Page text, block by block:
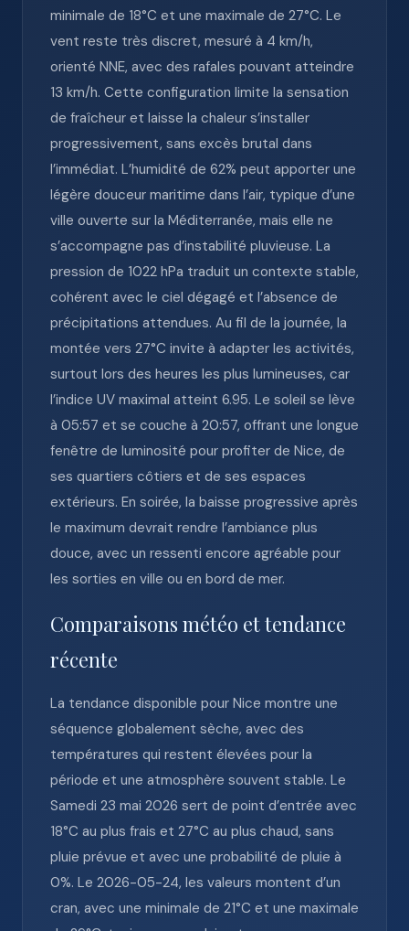
minimale de 18°C et une maximale de 27°C. Le
vent reste très discret, mesuré à 4 km/h,
orienté NNE, avec des rafales pouvant atteindre
13 km/h. Cette configuration limite la sensation
de fraîcheur et laisse la chaleur s’installer
progressivement, sans excès brutal dans
l’immédiat. L’humidité de 62% peut apporter une
légère douceur maritime dans l’air, typique d’une
ville ouverte sur la Méditerranée, mais elle ne
s’accompagne pas d’instabilité pluvieuse. La
pression de 1022 hPa traduit un contexte stable,
cohérent avec le ciel dégagé et l’absence de
précipitations attendues. Au fil de la journée, la
montée vers 27°C invite à adapter les activités,
surtout lors des heures les plus lumineuses, car
l’indice UV maximal atteint 6.95. Le soleil se lève
à 05:57 et se couche à 20:57, offrant une longue
fenêtre de luminosité pour profiter de Nice, de
ses quartiers côtiers et de ses espaces
extérieurs. En soirée, la baisse progressive après
le maximum devrait rendre l’ambiance plus
douce, avec un ressenti encore agréable pour
les sorties en ville ou en bord de mer.
Comparaisons météo et tendance
récente
La tendance disponible pour Nice montre une
séquence globalement sèche, avec des
températures qui restent élevées pour la
période et une atmosphère souvent stable. Le
Samedi 23 mai 2026 sert de point d’entrée avec
18°C au plus frais et 27°C au plus chaud, sans
pluie prévue et avec une probabilité de pluie à
0%. Le 2026-05-24, les valeurs montent d’un
cran, avec une minimale de 21°C et une maximale